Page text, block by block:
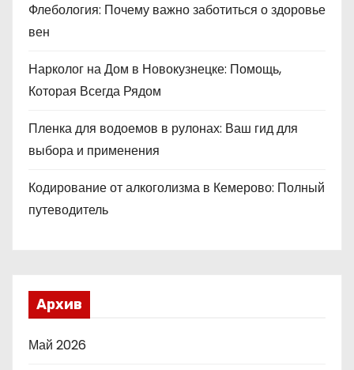
Флебология: Почему важно заботиться о здоровье
вен
Нарколог на Дом в Новокузнецке: Помощь,
Которая Всегда Рядом
Пленка для водоемов в рулонах: Ваш гид для
выбора и применения
Кодирование от алкоголизма в Кемерово: Полный
путеводитель
Архив
Май 2026